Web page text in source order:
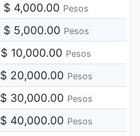
$ 4,000.00 Pesos
$ 5,000.00 Pesos
$ 10,000.00 Pesos
$ 20,000.00 Pesos
$ 30,000.00 Pesos
$ 40,000.00 Pesos